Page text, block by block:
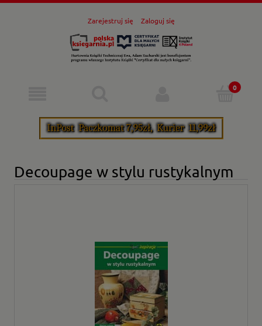
Zarejestruj się Zaloguj się
Decoupage w stylu rustykalnym